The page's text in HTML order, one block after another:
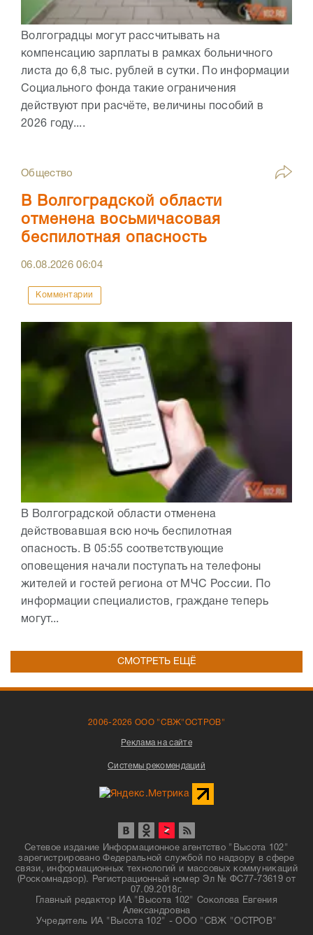
Волгоградцы могут рассчитывать на
компенсацию зарплаты в рамках больничного
листа до 6,8 тыс. рублей в сутки. По информации
Социального фонда такие ограничения
действуют при расчёте, величины пособий в
2026 году....
Общество
В Волгоградской области
отменена восьмичасовая
беспилотная опасность
06.08.202606:04
Комментарии
В Волгоградской области отменена
действовавшая всю ночь беспилотная
опасность. В 05:55 соответствующие
оповещения начали поступать на телефоны
жителей и гостей региона от МЧС России. По
информации специалистов, граждане теперь
могут...
СМОТРЕТЬ ЕЩЁ
2006-2026 ООО "СВЖ"ОСТРОВ"
Реклама на сайте
Системы рекомендаций
Сетевое издание Информационное агентство "Высота 102"
зарегистрировано Федеральной службой по надзору в сфере
связи, информационных технологий и массовых коммуникаций
(Роскомнадзор). Регистрационный номер Эл № ФС77-73619 от
07.09.2018г.
Главный редактор ИА "Высота 102" Соколова Евгения
Александровна
Учредитель ИА "Высота 102" - ООО "СВЖ "ОСТРОВ"